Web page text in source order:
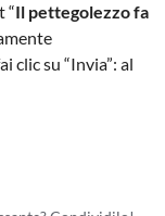
“Il pettegolezzo fa
clic su “Invia”: al